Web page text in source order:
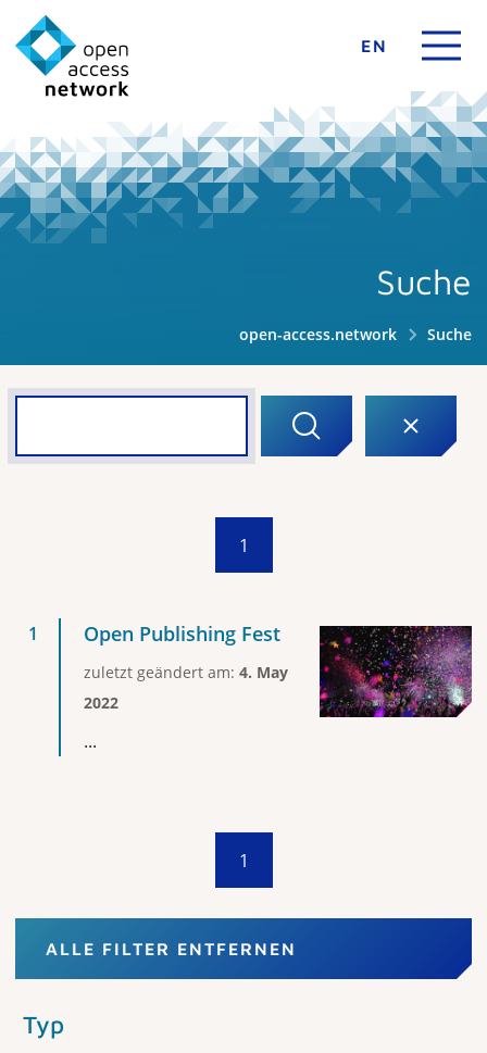
EN
Suche
open-access.network Suche
1
Open Publishing Fest
zuletzt geändert am: 4. May
2022
...
1
ALLE FILTER ENTFERNEN
Typ